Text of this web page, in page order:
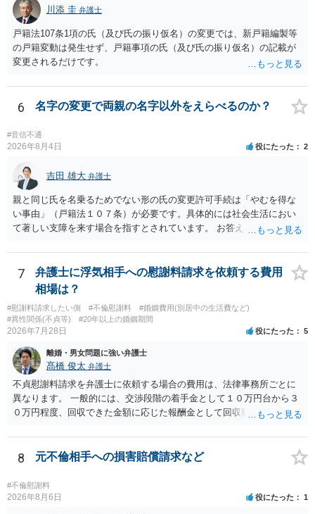
ょう。 ただし、もし上記の理由の主張が難しい場合でも、一定期間通
称名を使用して、その後にいわゆる永年使用を理由とする許可申立て
を選択すれば、比較的緩やかに認められます。 氏の変更については、
本件では、(1)子の氏の変更許可（民法791条1項）と、(2)戸籍法107条1
項の氏の変更許可の2種類が考えられます。 (1)については、ご両親が
父の氏を称したいというケースが多い）。法律上は特に明文の要件が
変更許可の場合、あなたは現在の戸籍からもう一方の親への戸籍に入
籍する（戻る）という戸籍変動になるため、成人した子からの変更許
可申立てにおいては、入籍先である親（及びそこに同籍している配偶
者や15歳以上の子）の同意があるかどうかが重視されるケースが多い
です。 (2)については、「やむを得ない事由」が必要とされます。これ
は、名の変更許可よりも厳重な要件であるとされ、本件のような精神
的・心理的な理由ではなかなかハードルが高いところですが、親から
性的虐待を受けていたケースで氏変更を許可した事案がありますの
立て前に分籍届によってあなたの単独戸籍を編成しておく必要がある
でしょう。 法的に検討すべき課題が多いため、弁護士へ相談されるこ
とをお勧めします。
川添 圭 弁護士
戸籍法107条1項の氏（及び氏の振り仮名）の変更では、新戸籍編製等
の戸籍変動は発生せず、戸籍事項の氏（及び氏の振り仮名）の記載が
変更されるだけです。
6 名字の変更で両親の名字以外をえらべるのか？
#音信不通
2026年8月4日 役にたった 2
吉田 雄大 弁護士
親と同じ氏を名乗るためでない形の氏の変更許可手続は「やむを得な
い事由」（戸籍法１０７条）が必要です。具体的には社会生活におい
て著しい支障を来す場合を指すとされています。 お答えとしては、理
支障」の具体的判断の中で、現在の氏を使い続けることがなぜよくな
いのかが審理判断されることになる、というものになります。
7
弁護士に浮気相手への慰謝料請求を依頼する費用
相場は？
#慰謝料請求したい側 #不倫慰謝料
#婚姻費用(別居中の生活費など)
#異性関係(不貞等)
#20年以上の婚姻期間
2026年7月28日 役にたった 5
離婚・男女問題に強い弁護士
髙橋 俊太 弁護士
不貞慰謝料請求を弁護士に依頼する場合の費用は、法律事務所ごとに
異なります。 一般的には、交渉段階の着手金として１０万円台から３
０万円程度、回収できた金額に応じた報酬金として回収額の１０％か
には、追加着手金や日当、実費が発生することもあります。 もっと
も、証拠が十分にあるか、相手方の住所・勤務先が分かるか、慰謝料
額、離婚の有無、交渉で終わるか訴訟まで見込むかによって、費用は
変わり得ます。依頼前に、交渉だけの場合、訴訟になった場合、回収
できなかった場合の費用を確認しておくとよいでしょう。 弁護士選び
8 元不倫相手への損害賠償請求など
#不倫慰謝料
2026年8月6日 役にたった 1